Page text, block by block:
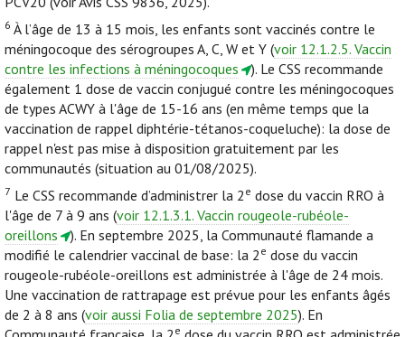
6 À l’âge de 13 à 15 mois, les enfants sont vaccinés contre le
méningocoque des sérogroupes A, C, W et Y (voir 12.1.2.5. Vaccin
contre les infections à méningocoques
). Le CSS recommande
également 1 dose de vaccin conjugué contre les méningocoques
de types ACWY à l'âge de 15-16 ans (en même temps que la
vaccination de rappel diphtérie-tétanos-coqueluche): la dose de
rappel n'est pas mise à disposition gratuitement par les
communautés (situation au 01/08/2025).
7 Le CSS recommande d’administrer la 2 e dose du vaccin RRO à
l'âge de 7 à 9 ans (voir 12.1.3.1. Vaccin rougeole-rubéole-
oreillons
). En septembre 2025, la Communauté flamande a
modifié le calendrier vaccinal de base: la 2 e dose du vaccin
rougeole-rubéole-oreillons est administrée à l'âge de 24 mois.
Une vaccination de rattrapage est prévue pour les enfants âgés
de 2 à 8 ans (voir aussi Folia de septembre 2025). En
e